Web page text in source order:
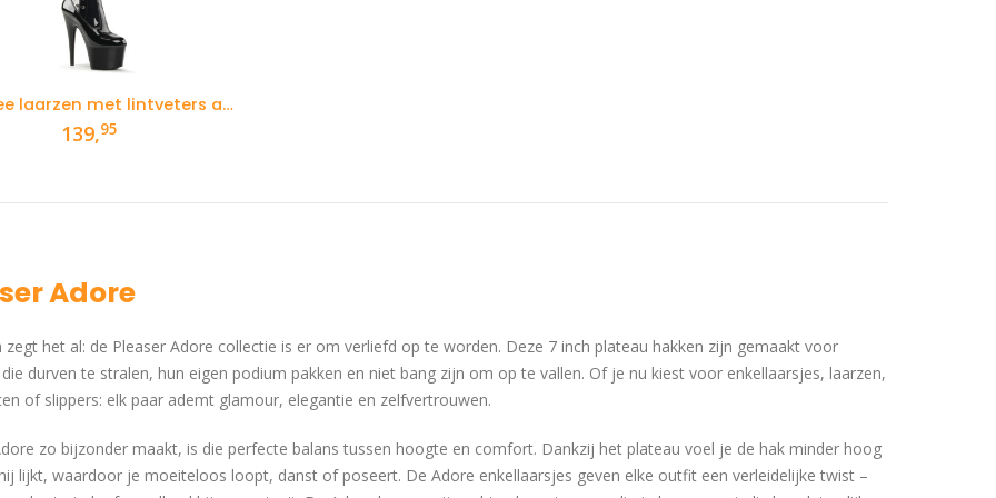
Overknee laarzen met lintveters aan de zijkant en hoge plateau
139,95
Adore
zegt het al: de Pleaser Adore collectie is er om verliefd op te worden. Deze 7 inch plateau hakken zijn gemaakt voor
durven te stralen, hun eigen podium pakken en niet bang zijn om op te vallen. Of je nu kiest voor enkellaarsjes, laarzen,
of slippers: elk paar ademt glamour, elegantie en zelfvertrouwen.
zo bijzonder maakt, is die perfecte balans tussen hoogte en comfort. Dankzij het plateau voel je de hak minder hoog
lijkt, waardoor je moeiteloos loopt, danst of poseert. De Adore enkellaarsjes geven elke outfit een verleidelijke twist –